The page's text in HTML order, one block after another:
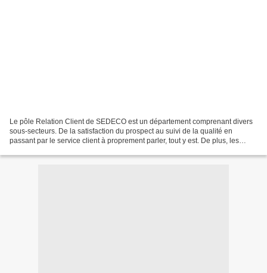
Le pôle Relation Client de SEDECO est un département comprenant divers
sous-secteurs. De la satisfaction du prospect au suivi de la qualité en
passant par le service client à proprement parler, tout y est. De plus, les